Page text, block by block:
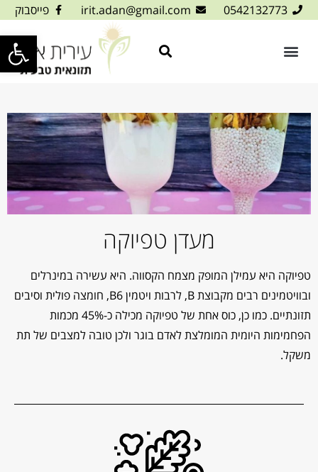
פתח
0542132773
irit.adan@gmail.com פייסבוק
מעדן טפיוקה
טפיוקה היא עמילן המופק מצמח הקסווה. היא עשירה במינרלים
ובוויטמינים רבים מקבוצת B, לרבות ויטמין B6, חומצה פולית וסיבים
תזונתיים. כמו כן, כוס אחת של טפיוקה מכילה כ-45% מכמות
הפחמימות היומית המומלצת לאדם בוגר ולכן טובה למצבים של תת
משקל.